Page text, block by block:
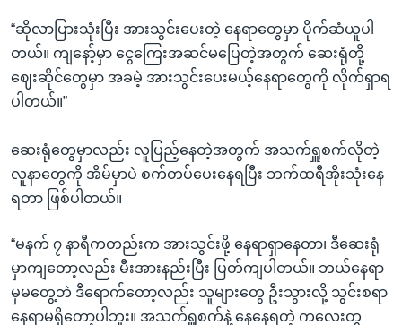
“ဆိုလာပြားသုံးပြီး အားသွင်းပေးတဲ့ နေရာတွေမှာ ပိုက်ဆံယူပါ
တယ်။ ကျနော့်မှာ ငွေကြေးအဆင်မပြေတဲ့အတွက် ဆေးရုံတို့
ဈေးဆိုင်တွေမှာ အခမဲ့ အားသွင်းပေးမယ့်နေရာတွေကို လိုက်ရှာရ
ပါတယ်။”
ဆေးရုံတွေမှာလည်း လူပြည့်နေတဲ့အတွက် အသက်ရှူစက်လိုတဲ့
လူနာတွေကို အိမ်မှာပဲ စက်တပ်ပေးနေရပြီး ဘက်ထရီအိုးသုံးနေ
ရတာ ဖြစ်ပါတယ်။
“မနက် ၇ နာရီကတည်းက အားသွင်းဖို့ နေရာရှာနေတာ၊ ဒီဆေးရုံ
မှာကျတော့လည်း မီးအားနည်းပြီး ပြတ်ကျပါတယ်။ ဘယ်နေရာ
မှမတွေ့ဘဲ​ ဒီရောက်တော့လည်း သူများတွေ ဦးသွားလို့ သွင်းစရာ
နေရာမရှိတော့ပါဘူး။ အသက်ရှူစက်နဲ့ နေနေရတဲ့ ကလေးတွ